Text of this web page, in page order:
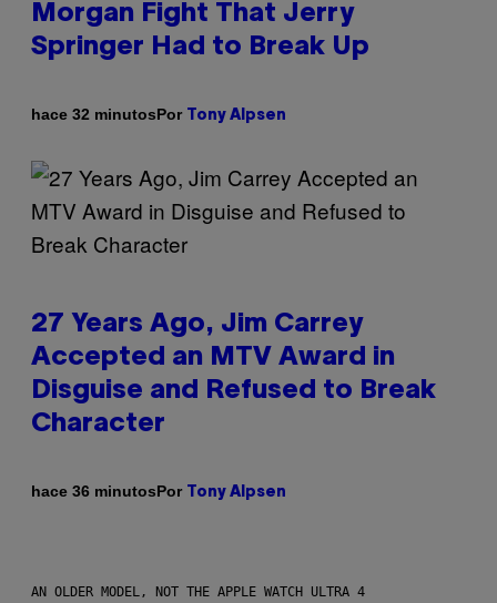
Morgan Fight That Jerry
Springer Had to Break Up
hace 32 minutosPor Tony Alpsen
27 Years Ago, Jim Carrey
Accepted an MTV Award in
Disguise and Refused to Break
Character
hace 36 minutosPor Tony Alpsen
AN OLDER MODEL, NOT THE APPLE WATCH ULTRA 4